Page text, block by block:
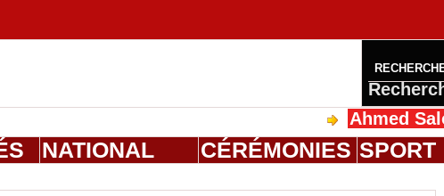
Ahmed Saloum
NATIONAL CÉRÉMONIES SPORT